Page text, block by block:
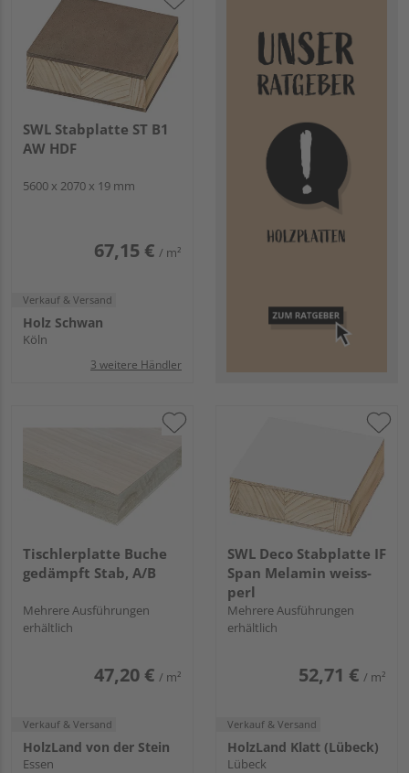
SWL Stabplatte ST B1
AW HDF
5600 x 2070 x 19 mm
67,15 € / m²
Verkauf & Versand
Holz Schwan
Köln
3 weitere Händler
Tischlerplatte Buche
gedämpft Stab, A/B
Mehrere Ausführungen
erhältlich
47,20 € / m²
Verkauf & Versand
HolzLand von der Stein
Essen
SWL Deco Stabplatte IF
Span Melamin weiss-
perl
Mehrere Ausführungen
erhältlich
52,71 € / m²
Verkauf & Versand
HolzLand Klatt (Lübeck)
Lübeck